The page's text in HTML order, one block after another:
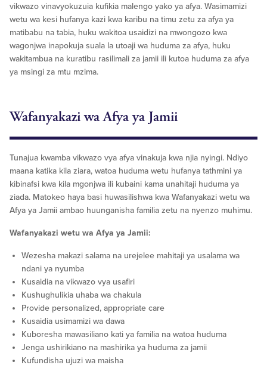
vikwazo vinavyokuzuia kufikia malengo yako ya afya. Wasimamizi
wetu wa kesi hufanya kazi kwa karibu na timu zetu za afya ya
matibabu na tabia, huku wakitoa usaidizi na mwongozo kwa
wagonjwa inapokuja suala la utoaji wa huduma za afya, huku
wakitambua na kuratibu rasilimali za jamii ili kutoa huduma za afya
ya msingi za mtu mzima.
Wafanyakazi wa Afya ya Jamii
Tunajua kwamba vikwazo vya afya vinakuja kwa njia nyingi. Ndiyo
maana katika kila ziara, watoa huduma wetu hufanya tathmini ya
kibinafsi kwa kila mgonjwa ili kubaini kama unahitaji huduma ya
ziada. Matokeo haya basi huwasilishwa kwa Wafanyakazi wetu wa
Afya ya Jamii ambao huunganisha familia zetu na nyenzo muhimu.
Wafanyakazi wetu wa Afya ya Jamii:
Wezesha makazi salama na urejelee mahitaji ya usalama wa
ndani ya nyumba
Kusaidia na vikwazo vya usafiri
Kushughulikia uhaba wa chakula
Provide personalized, appropriate care
Kusaidia usimamizi wa dawa
Kuboresha mawasiliano kati ya familia na watoa huduma
Jenga ushirikiano na mashirika ya huduma za jamii
Kufundisha ujuzi wa maisha